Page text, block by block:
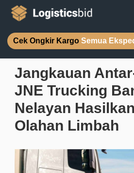
Cek Ongkir Kargo Semua
Jangkauan
JNE Trucking
Nelayan
Olahan Limbah